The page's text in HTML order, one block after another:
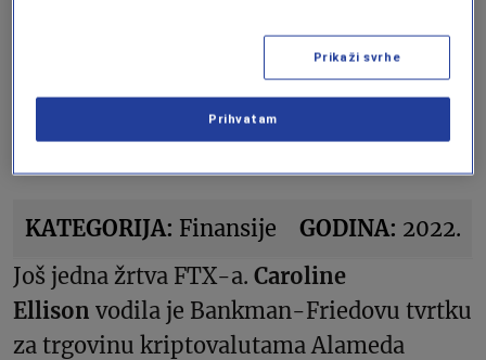
2. Caroline Ellison
KATEGORIJA: Finansije GODINA: 2022.
Još jedna žrtva FTX-a. Caroline
Ellison vodila je Bankman-Friedovu tvrtku
za trgovinu kriptovalutama Alameda
Prikaži svrhe
Prihvatam